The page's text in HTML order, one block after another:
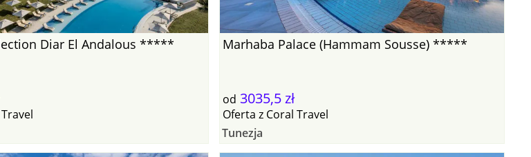
Diar El Andalous ***** Marhaba Palace (Hammam Sousse) *****
od 3035,5 zł
Oferta z Coral Travel
Tunezja